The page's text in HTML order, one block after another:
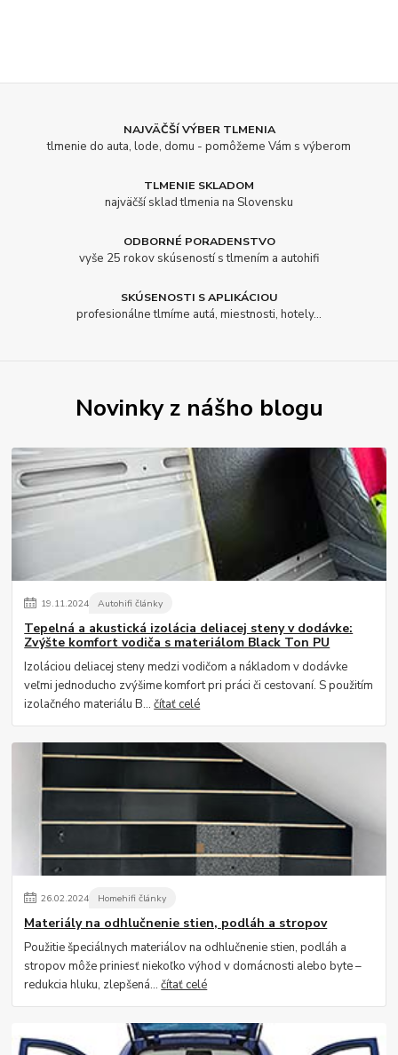
NAJVÄČŠÍ VÝBER TLMENIA
tlmenie do auta, lode, domu - pomôžeme Vám s výberom
TLMENIE SKLADOM
najväčší sklad tlmenia na Slovensku
ODBORNÉ PORADENSTVO
vyše 25 rokov skúseností s tlmením a autohifi
SKÚSENOSTI S APLIKÁCIOU
profesionálne tlmíme autá, miestnosti, hotely...
Novinky z nášho blogu
19.11.2024 Autohifi články
Tepelná a akustická izolácia deliacej steny v dodávke:
Zvýšte komfort vodiča s materiálom Black Ton PU
Izoláciou deliacej steny medzi vodičom a nákladom v dodávke
veľmi jednoducho zvýšime komfort pri práci či cestovaní. S použitím
izolačného materiálu B...čítať celé
26.02.2024 Homehifi články
Materiály na odhlučnenie stien, podláh a stropov
Použitie špeciálnych materiálov na odhlučnenie stien, podláh a
stropov môže priniesť niekoľko výhod v domácnosti alebo byte –
redukcia hluku, zlepšená...čítať celé